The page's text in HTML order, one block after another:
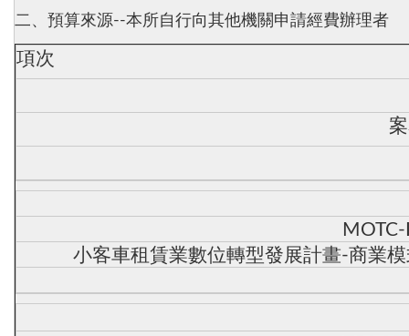
二、預算來源--本所自行向其他機關申請經費辦理者
項次
小客車租賃業數位轉型發展計畫-商業